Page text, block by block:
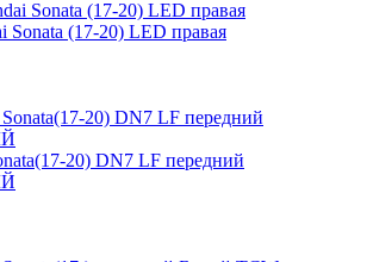
(17-20) LED правая
20) DN7 LF передний